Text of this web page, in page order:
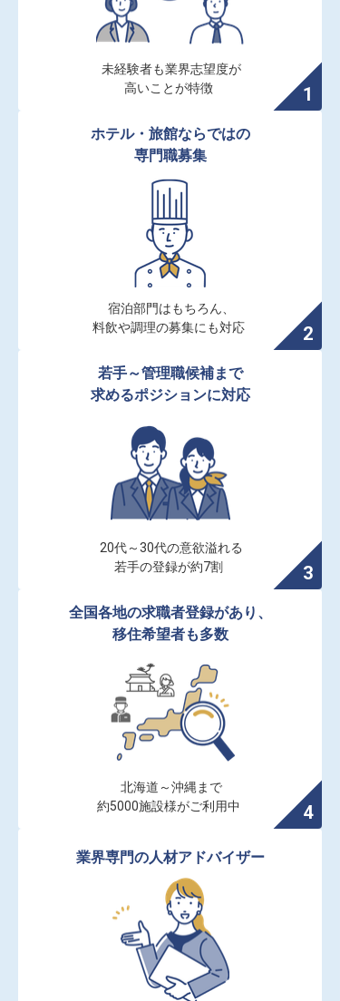
未経験者も業界志望度が
高いことが特徴
ホテル・旅館ならではの
専門職募集
宿泊部門はもちろん、
料飲や調理の募集にも対応
若手～管理職候補まで
求めるポジションに対応
20代～30代の意欲溢れる
若手の登録が約7割
全国各地の求職者登録があり、
移住希望者も多数
北海道～沖縄まで
約5000施設様がご利用中
業界専門の人材アドバイザー